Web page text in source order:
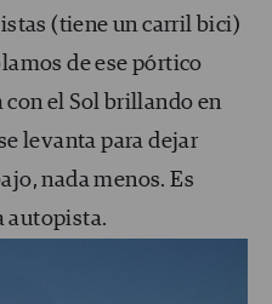
(tiene un carril bici)
de ese pórtico
el Sol brillando en
levanta para dejar
nada menos. Es
autopista.